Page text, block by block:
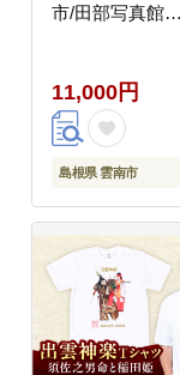
市/田部写真館
11,000円
島根県 雲南市